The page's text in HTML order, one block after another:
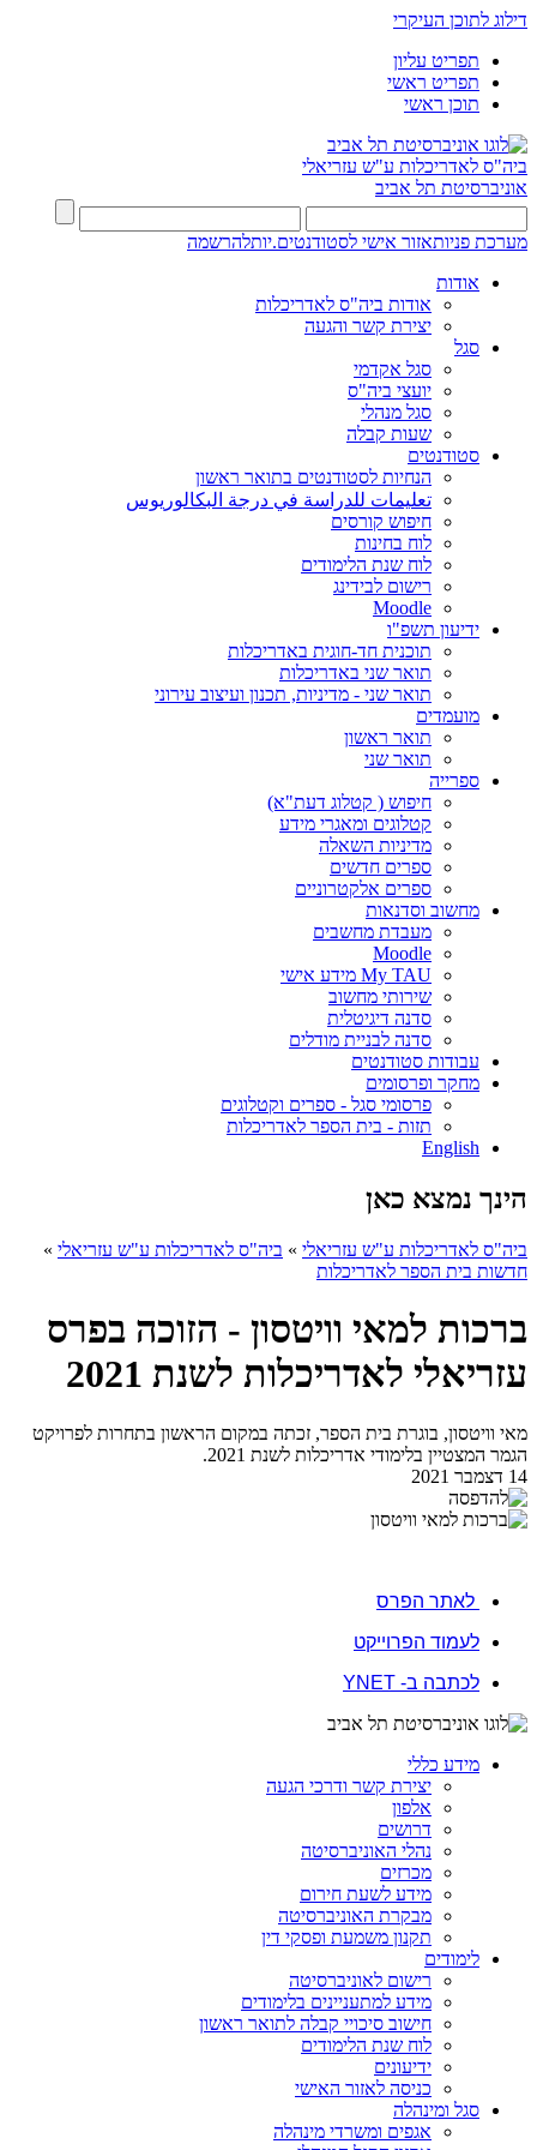
דילוג לתוכן העיקרי
תפריט עליון
תפריט ראשי
תוכן ראשי
ביה"ס לאדריכלות ע"ש עזריאלי
אוניברסיטת תל אביב
מערכת פניותאזור אישי לסטודנטים.יותלהרשמה
אודות
אודות ביה"ס לאדריכלות
יצירת קשר והגעה
סגל
סגל אקדמי
יועצי ביה"ס
סגל מנהלי
שעות קבלה
סטודנטים
הנחיות לסטודנטים בתואר ראשון
تعليمات للدراسة في درجة البكالوريوس
חיפוש קורסים
לוח בחינות
לוח שנת הלימודים
רישום לבידינג
Moodle
ידיעון תשפ"ו
תוכנית חד-חוגית באדריכלות
תואר שני באדריכלות
תואר שני - מדיניות, תכנון ועיצוב עירוני
מועמדים
תואר ראשון
תואר שני
ספרייה
חיפוש ( קטלוג דעת"א)
קטלוגים ומאגרי מידע
מדיניות השאלה
ספרים חדשים
ספרים אלקטרוניים
מחשוב וסדנאות
מעבדת מחשבים
Moodle
My TAU מידע אישי
שירותי מחשוב
סדנה דיגיטלית
סדנה לבניית מודלים
עבודות סטודנטים
מחקר ופרסומים
פרסומי סגל - ספרים וקטלוגים
תזות - בית הספר לאדריכלות
English
הינך נמצא כאן
ביה"ס לאדריכלות ע"ש עזריאלי » ביה"ס לאדריכלות ע"ש עזריאלי »
חדשות בית הספר לאדריכלות
ברכות למאי וויטסון - הזוכה בפרס
עזריאלי לאדריכלות לשנת 2021
מאי וויטסון, בוגרת בית הספר, זכתה במקום הראשון בתחרות לפרויקט
הגמר המצטיין בלימודי אדריכלות לשנת 2021.
14 דצמבר 2021
לאתר הפרס
לעמוד הפרוייקט
לכתבה ב- YNET
מידע כללי
יצירת קשר ודרכי הגעה
אלפון
דרושים
נהלי האוניברסיטה
מכרזים
מידע לשעת חירום
מבקרת האוניברסיטה
תקנון משמעת ופסקי דין
לימודים
רישום לאוניברסיטה
מידע למתעניינים בלימודים
חישוב סיכויי קבלה לתואר ראשון
לוח שנת הלימודים
ידיעונים
כניסה לאזור האישי
סגל ומינהלה
אגפים ומשרדי מינהלה